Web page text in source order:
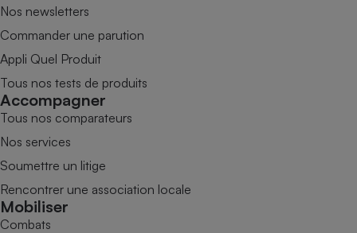
Nos newsletters
Commander une parution
Appli Quel Produit
Tous nos tests de produits
Accompagner
Tous nos comparateurs
Nos services
Soumettre un litige
Rencontrer une association locale
Mobiliser
Combats